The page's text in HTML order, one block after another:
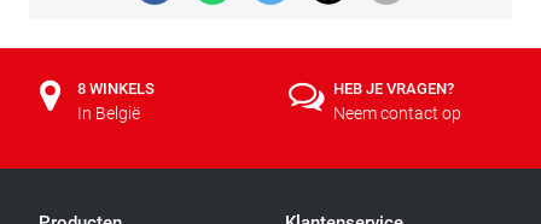
8 WINKELS
In België
HEB JE VRAGEN?
Neem contact op